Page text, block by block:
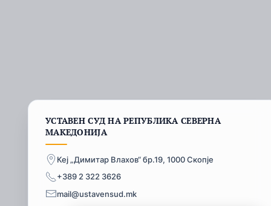
УСТАВЕН СУД НА РЕПУБЛИКА СЕВЕРНА
МАКЕДОНИЈА
Кеј „Димитар Влахов“ бр.19, 1000 Скопје
+389 2 322 3626
mail@ustavensud.mk